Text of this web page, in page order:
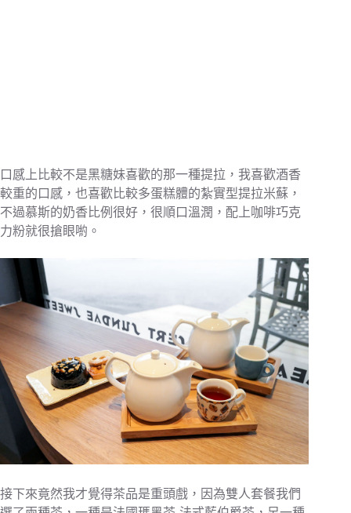
口感上比較不是黑糖妹喜歡的那一種提拉，我喜歡酒香
較重的口感，也喜歡比較多蛋糕體的紮實型提拉米蘇，
不過慕斯的奶香比例很好，很順口溫潤，配上咖啡巧克
力粉就很搶眼喲。
接下來竟然我才覺得茶品是重頭戲，因為雙人套餐我們